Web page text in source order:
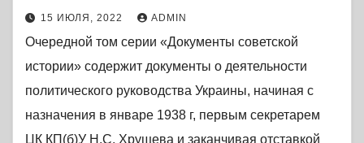
15 ИЮЛЯ, 2022 ADMIN
Очередной том серии «Документы советской
истории» содержит документы о деятельности
политического руководства Украины, начиная с
назначения в январе 1938 г, первым секретарем
ЦК КП(б)У Н.С. Хрущева и заканчивая отставкой